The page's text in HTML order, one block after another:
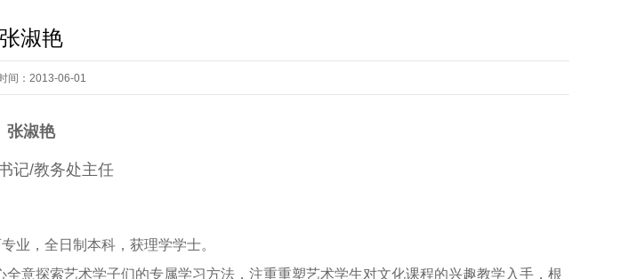
张淑艳
间：2013-06-01
张淑艳
记/教务处主任
，全日制本科，获理学学士。
探索艺术学子们的专属学习方法，注重重塑艺术学生对文化课程的兴趣教学入手，根